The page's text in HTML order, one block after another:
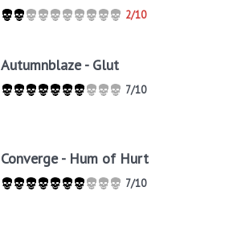
2/10
Autumnblaze - Glut
7/10
Converge - Hum of Hurt
7/10